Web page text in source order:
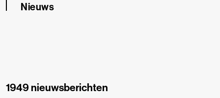
Nieuws
1949 nieuwsberichten